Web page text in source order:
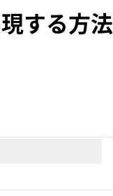
する方法